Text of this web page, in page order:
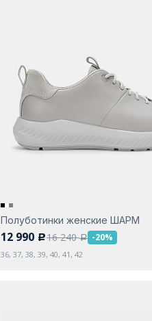
Полуботинки женские ШАРМ
12 990 c16 240a -20%
36, 37, 38, 39, 40, 41, 42